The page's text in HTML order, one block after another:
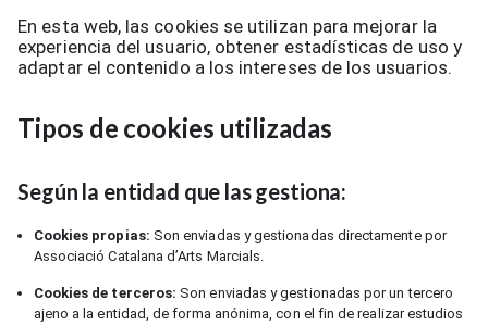
En esta web, las cookies se utilizan para mejorar la
experiencia del usuario, obtener estadísticas de uso y
adaptar el contenido a los intereses de los usuarios.
Tipos de cookies utilizadas
Según la entidad que las gestiona:
Cookies propias: Son enviadas y gestionadas directamente por
Associació Catalana d’Arts Marcials.
Cookies de terceros: Son enviadas y gestionadas por un tercero
ajeno a la entidad, de forma anónima, con el fin de realizar estudios